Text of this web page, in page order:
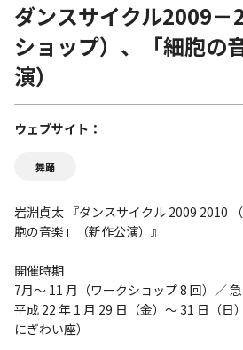
ダンスサイクル2009－
ショップ）、「細胞の
演）
ウェブサイト
舞踊
岩淵貞太 『ダンスサイクル 2009 2010
胞の音楽」（新作公演）』
開催時期
7月～ 11 月（ワークショップ 8 回）／
平成 22 年 1 月 29 日（金）～ 31 日（日
にぎわい座）